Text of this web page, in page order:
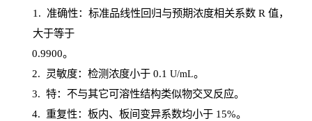
1 . 准确性：标准品线性回归与预期浓度相关系数 R 值，
大于等于
0.9900。
2. 灵敏度：检测浓度小于0.1 U/mL。
3. 特：不与其它可溶性结构类似物交叉反应。
4. 重复性：板内、板间变异系数均小于15%。